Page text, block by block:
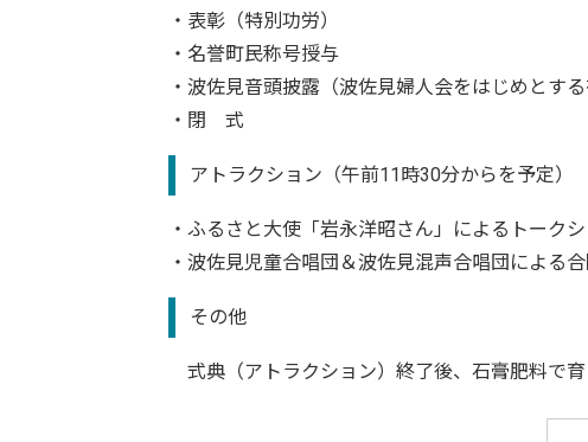
・表彰（特別功労）
・名誉町民称号授与
・波佐見音頭披露（波佐見婦人会をはじめとする
・閉 式
アトラクション（午前11時30分からを予定）
・ふるさと大使「岩永洋昭さん」によるトーク
・波佐見児童合唱団＆波佐見混声合唱団による
その他
式典（アトラクション）終了後、石膏肥料で